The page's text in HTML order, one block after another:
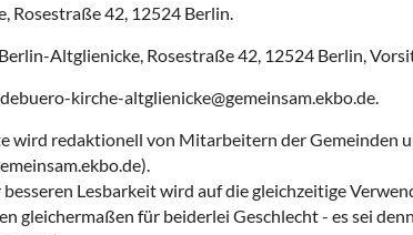
Rosestraße 42, 12524 Berlin.
Altglienicke, Rosestraße 42, 12524 Berlin,
kirche-altglienicke@gemeinsam.ekbo.de.
wird redaktionell von Mitarbeitern der Gemeinden
Lesbarkeit wird auf die gleichzeitige
für beiderlei Geschlecht - es sei